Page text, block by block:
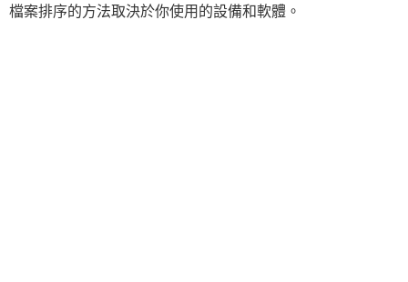
檔案排序的方法取決於你使用的設備和軟體。